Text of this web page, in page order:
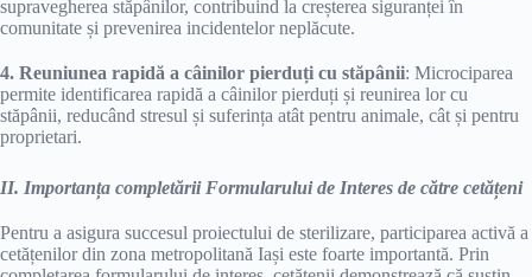
supravegherea stăpânilor, contribuind la creșterea siguranței în
comunitate și prevenirea incidentelor neplăcute.
4. Reuniunea rapidă a câinilor pierduți cu stăpânii: Microciparea
permite identificarea rapidă a câinilor pierduți și reunirea lor cu
stăpânii, reducând stresul și suferința atât pentru animale, cât și pentru
proprietari.
II. Importanța completării Formularului de Interes de către cetățeni
Pentru a asigura succesul proiectului de sterilizare, participarea activă a
cetățenilor din zona metropolitană Iași este foarte importantă. Prin